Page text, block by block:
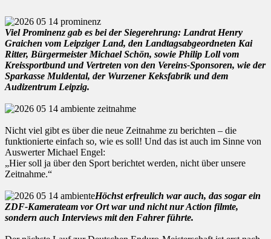
Viel Prominenz gab es bei der Siegerehrung: Landrat Henry
Graichen vom Leipziger Land, den Landtagsabgeordneten Kai
Ritter, Bürgermeister Michael Schön, sowie Philip Loll vom
Kreissportbund und Vertreten von den Vereins-Sponsoren, wie der
Sparkasse Muldental, der Wurzener Keksfabrik und dem
Audizentrum Leipzig.
Nicht viel gibt es über die neue Zeitnahme zu berichten – die
funktionierte einfach so, wie es soll! Und das ist auch im Sinne von
Auswerter Michael Engel:
„Hier soll ja über den Sport berichtet werden, nicht über unsere
Zeitnahme.“
Höchst erfreulich war auch, das sogar ein
ZDF-Kamerateam vor Ort war und nicht nur Action filmte,
sondern auch Interviews mit den Fahrer führte.